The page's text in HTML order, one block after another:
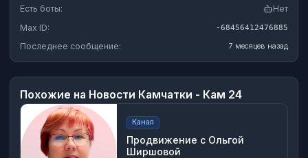
Есть боты:
Нет
Max ID:
-68456412476885
Последнее сообщение: 7 месяцев назад
Похожие на Новости Камчатки - Кам 24
Канал
Продвижение с Ольгой
Ширшовой